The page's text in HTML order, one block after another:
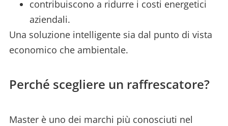
contribuiscono a ridurre i costi energetici
aziendali.
Una soluzione intelligente sia dal punto di vista
economico che ambientale.
Perché scegliere un raffrescatore?
Master è uno dei marchi più conosciuti nel